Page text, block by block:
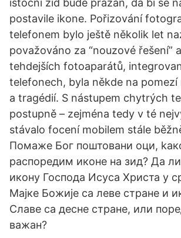
istočni zid bude prazan, da bi se
postavile ikone. Pořizování
telefonem bylo ještě několik let
považováno za “nouzové řešení”
tehdejších fotoaparátů,
telefonech, byla někde na pomezí
a tragédií. S nástupem chytrých
postupně – zejména tedy v té
stávalo focení mobilem stále
Помаже Бог поштовани оци,
распоредим иконе на зид? Да
икону Господа Исуса Христа у
Мајке Божије са леве стране и
Славе са десне стране, или
важан?